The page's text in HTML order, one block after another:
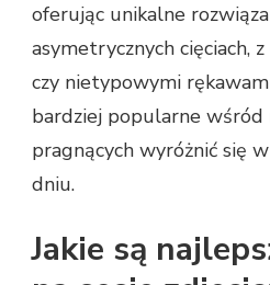
oferując unikalne
asymetrycznych cięciach,
czy nietypowymi
bardziej popularne wśród
pragnących wyróżnić się
dniu.
Jakie są